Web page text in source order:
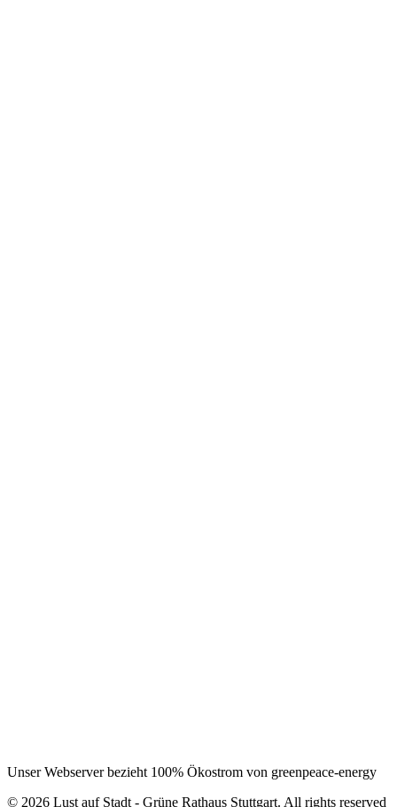
Unser Webserver bezieht 100% Ökostrom von greenpeace-energy
© 2026 Lust auf Stadt - Grüne Rathaus Stuttgart. All rights reserved